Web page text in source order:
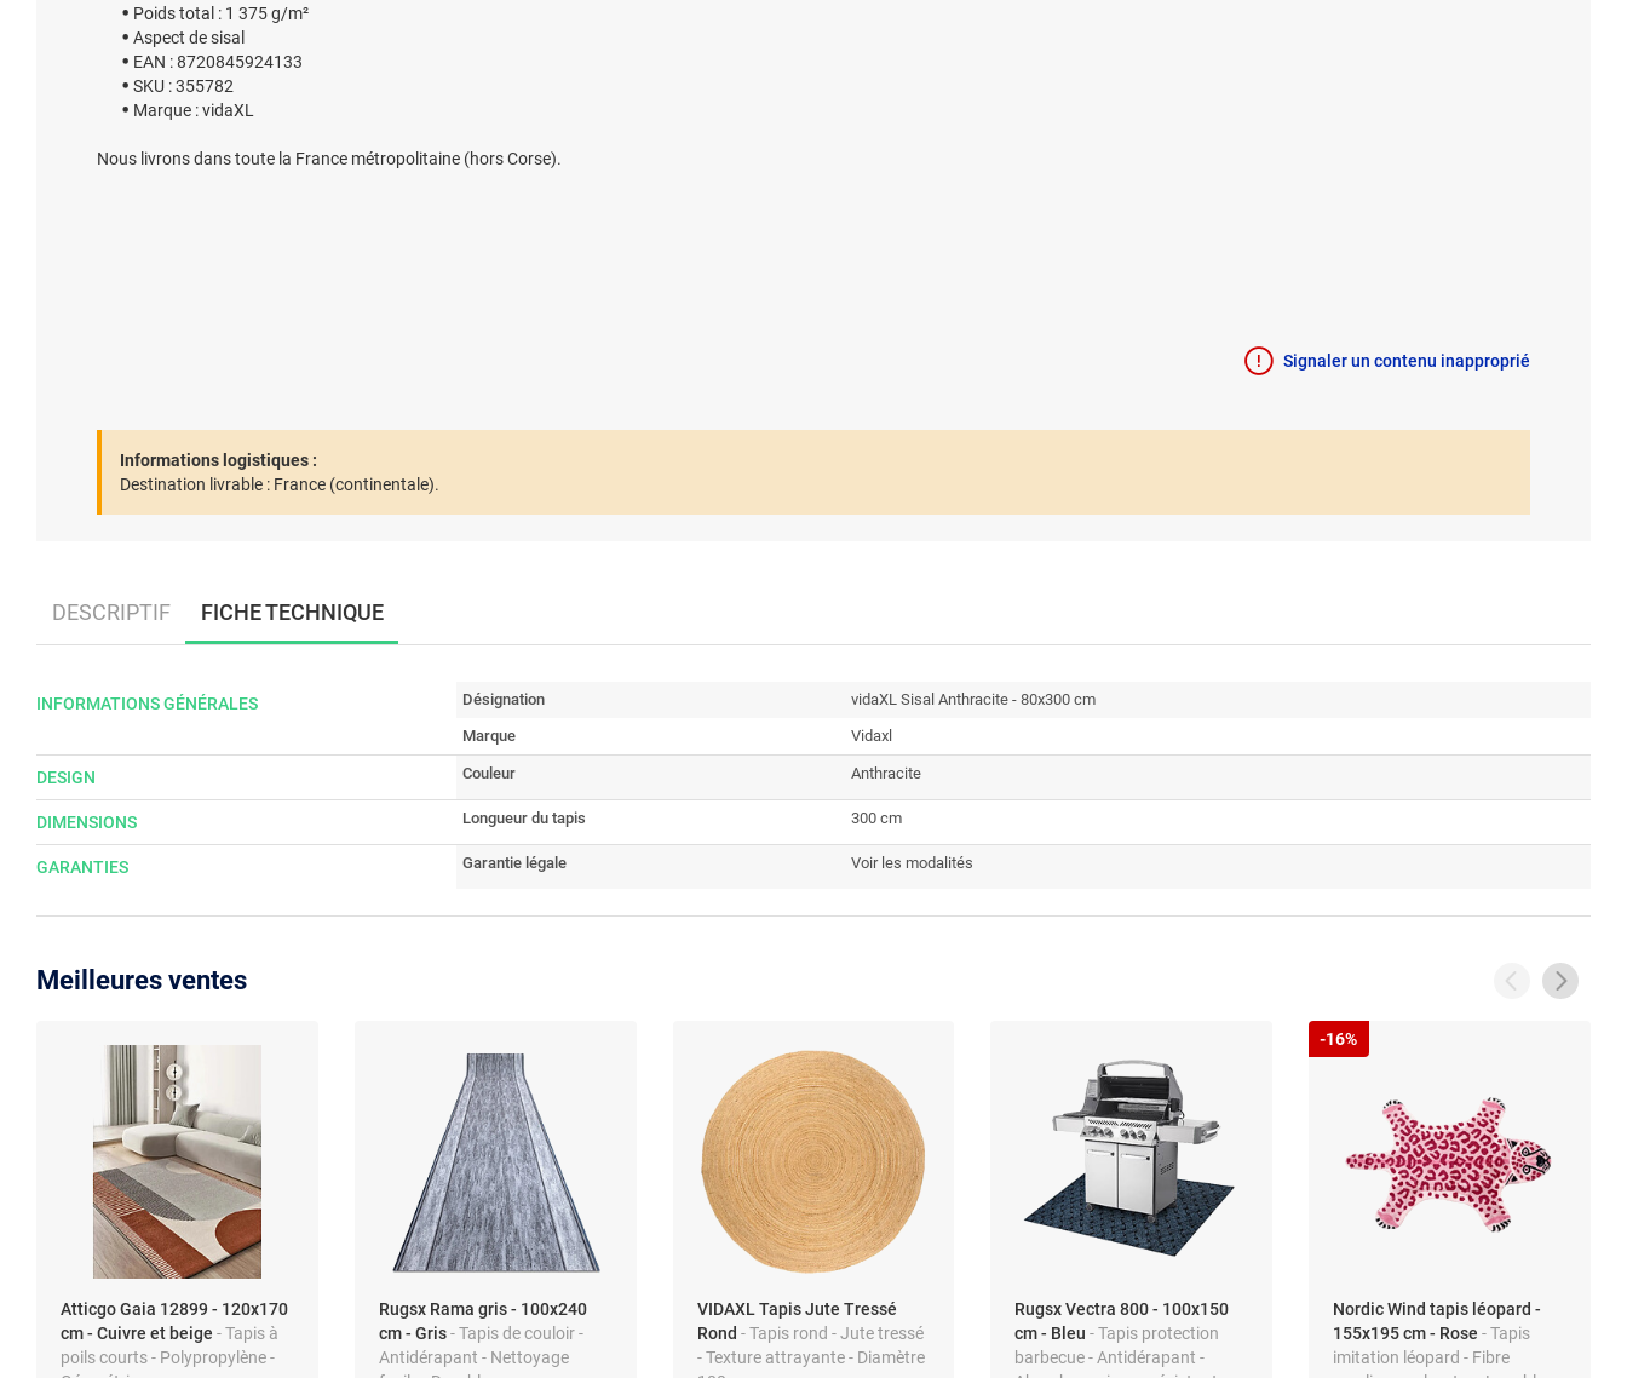
Poids total : 1 375 g/m²
Aspect de sisal
EAN : 8720845924133
SKU : 355782
Marque : vidaXL
Nous livrons dans toute la France métropolitaine (hors Corse).
Signaler un contenu inapproprié
Informations logistiques :
Destination livrable : France (continentale).
DESCRIPTIF FICHE TECHNIQUE
INFORMATIONS GÉNÉRALES Désignation
vidaXL Sisal Anthracite - 80x300 cm
Marque
Vidaxl
DESIGN Couleur Anthracite
DIMENSIONS Longueur du tapis 300 cm
GARANTIES Garantie légale Voir les modalités
Meilleures ventes
Atticgo Gaia 12899 - 120x170
cm - Cuivre et beige - Tapis à
poils courts - Polypropylène -
Rugsx Rama gris - 100x240
cm - Gris- Tapis de couloir -
Antidérapant - Nettoyage
VIDAXL Tapis Jute Tressé
Rond - Tapis rond - Jute tressé
- Texture attrayante - Diamètre
Rugsx Vectra 800 - 100x150
cm - Bleu- Tapis protection
barbecue - Antidérapant -
Nordic Wind tapis léopard -
155x195 cm - Rose- Tapis
imitation léopard - Fibre
-16%